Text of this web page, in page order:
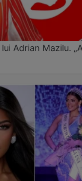
Adrian Mazilu.